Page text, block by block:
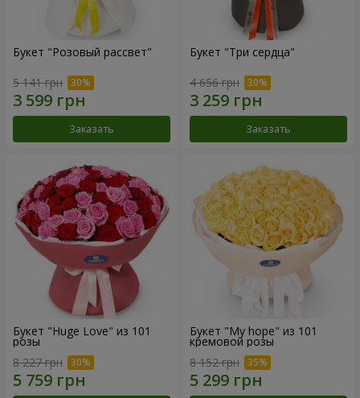
Букет "Розовый рассвет"
5 141 грн
Заказать
Букет "Три сердца"
4 656 грн
Заказать
Букет "Huge Love" из 101
розы
8 227 грн
Букет "My hope" из 101
кремовой розы
8 152 грн